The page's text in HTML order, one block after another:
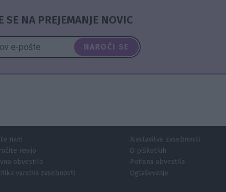
SE NA PREJEMANJE NOVIC
NAROČI SE
nam
revijo
obvestilo
varstva zasebnosti
Nastavitve zasebnosti
O piškotkih
Potisna obvestila
Oglaševanje